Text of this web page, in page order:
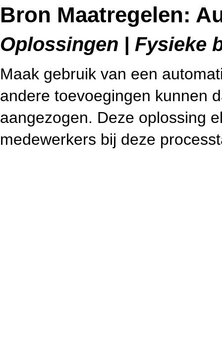
Bron Maatregelen:
Oplossingen | Fysieke
Maak gebruik van een
andere toevoegingen kunnen
aangezogen. Deze oplossing
medewerkers bij deze